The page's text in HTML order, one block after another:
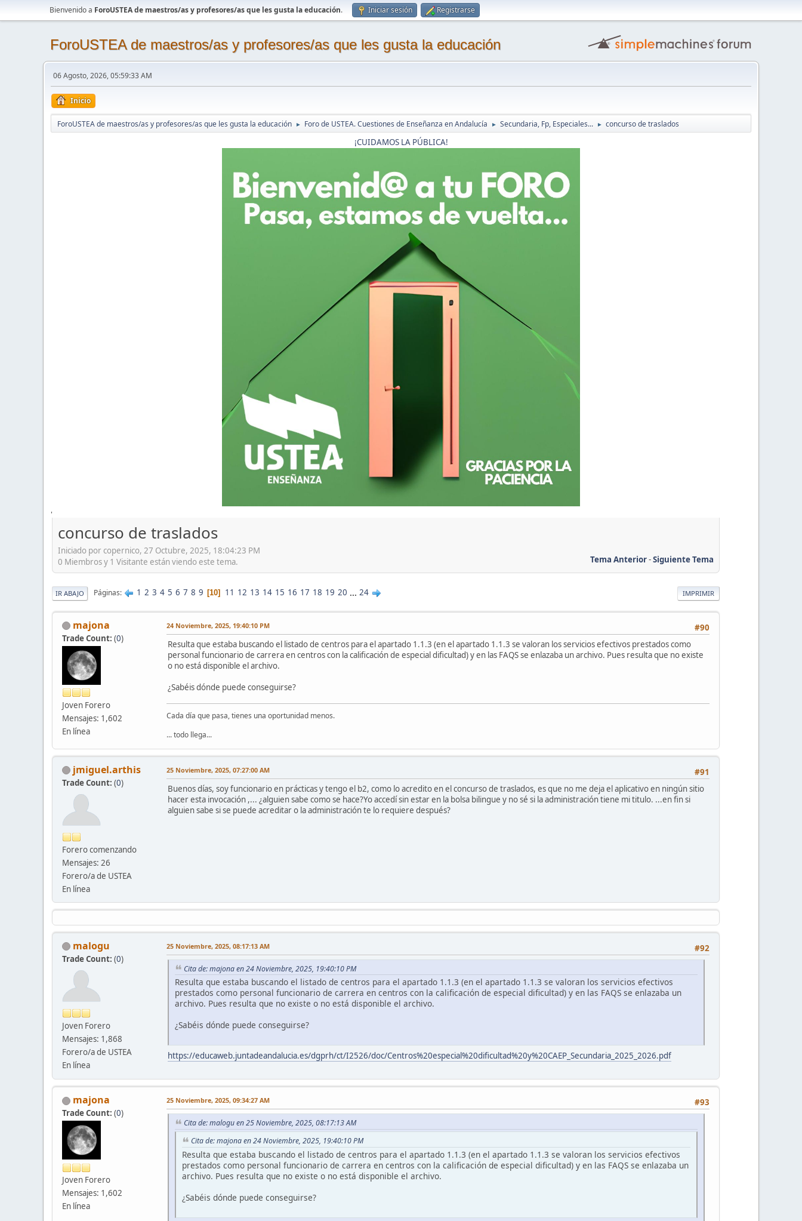
Bienvenido a ForoUSTEA de maestros/as y profesores/as que les gusta la educación. Iniciar sesión Registrarse
ForoUSTEA de maestros/as y profesores/as que les gusta la educación
06 Agosto, 2026, 05:59:33 AM
Inicio
ForoUSTEA de maestros/as y profesores/as que les gusta la educación ► Foro de USTEA. Cuestiones de Enseñanza en Andalucía ► Secundaria, Fp, Especiales... ► concurso de traslados
¡CUIDAMOS LA PÚBLICA!
'
concurso de traslados
Iniciado por copernico, 27 Octubre, 2025, 18:04:23 PM
Tema Anterior-Siguiente Tema
0 Miembros y 1 Visitante están viendo este tema.
IMPRIMIR
IR ABAJO Páginas 1 2 3 4 5 6 7 8 9 10 11 12 13 14 15 16 17 18 19 20 ... 24
majona
Trade Count: (0)
Joven Forero
Mensajes: 1,602
En línea
#90
24 Noviembre, 2025, 19:40:10 PM
Resulta que estaba buscando el listado de centros para el apartado 1.1.3 (en el apartado 1.1.3 se valoran los servicios efectivos prestados como
personal funcionario de carrera en centros con la calificación de especial dificultad) y en las FAQS se enlazaba un archivo. Pues resulta que no existe
o no está disponible el archivo.
¿Sabéis dónde puede conseguirse?
Cada día que pasa, tienes una oportunidad menos.
... todo llega...
jmiguel.arthis
Trade Count: (0)
Forero comenzando
Mensajes: 26
Forero/a de USTEA
En línea
#91
25 Noviembre, 2025, 07:27:00 AM
Buenos días, soy funcionario en prácticas y tengo el b2, como lo acredito en el concurso de traslados, es que no me deja el aplicativo en ningún sitio
hacer esta invocación ,... ¿alguien sabe como se hace?Yo accedí sin estar en la bolsa bilingue y no sé si la administración tiene mi titulo. ...en fin si
alguien sabe si se puede acreditar o la administración te lo requiere después?
malogu
Trade Count: (0)
Joven Forero
Mensajes: 1,868
Forero/a de USTEA
En línea
#92
25 Noviembre, 2025, 08:17:13 AM
Cita de: majona en 24 Noviembre, 2025, 19:40:10 PM
Resulta que estaba buscando el listado de centros para el apartado 1.1.3 (en el apartado 1.1.3 se valoran los servicios efectivos
prestados como personal funcionario de carrera en centros con la calificación de especial dificultad) y en las FAQS se enlazaba un
archivo. Pues resulta que no existe o no está disponible el archivo.
¿Sabéis dónde puede conseguirse?
https://educaweb.juntadeandalucia.es/dgprh/ct/I2526/doc/Centros%20especial%20dificultad%20y%20CAEP_Secundaria_2025_2026.pdf
majona
Trade Count: (0)
Joven Forero
Mensajes: 1,602
En línea
#93
25 Noviembre, 2025, 09:34:27 AM
Cita de: malogu en 25 Noviembre, 2025, 08:17:13 AM
Cita de: majona en 24 Noviembre, 2025, 19:40:10 PM
Resulta que estaba buscando el listado de centros para el apartado 1.1.3 (en el apartado 1.1.3 se valoran los servicios efectivos
prestados como personal funcionario de carrera en centros con la calificación de especial dificultad) y en las FAQS se enlazaba un
archivo. Pues resulta que no existe o no está disponible el archivo.
¿Sabéis dónde puede conseguirse?